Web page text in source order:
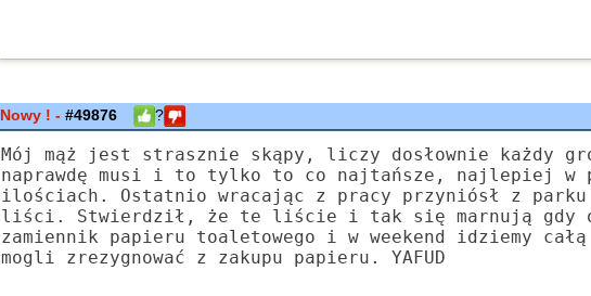
Nowy ! -#49876 ?
Mój mąż jest strasznie skąpy, liczy dosłownie każdy
naprawdę musi i to tylko to co najtańsze, najlepiej w
ilościach. Ostatnio wracając z pracy przyniósł z parku
liści. Stwierdził, że te liście i tak się marnują gdy
zamiennik papieru toaletowego i w weekend idziemy
mogli zrezygnować z zakupu papieru. YAFUD